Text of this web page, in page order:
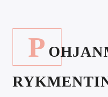
P